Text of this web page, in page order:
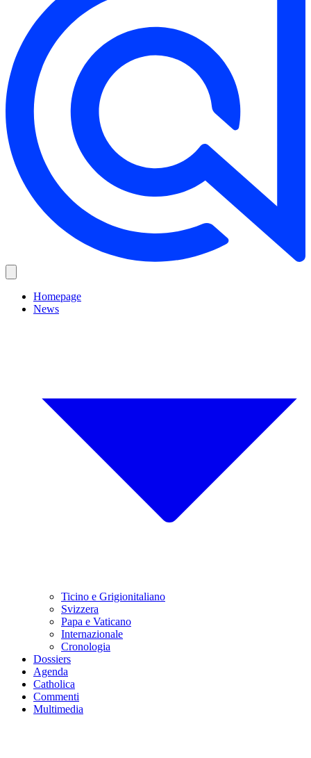
Homepage
News
Ticino e Grigionitaliano
Svizzera
Papa e Vaticano
Internazionale
Cronologia
Dossiers
Agenda
Catholica
Commenti
Multimedia